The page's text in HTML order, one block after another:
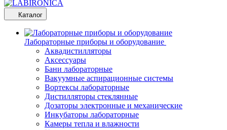
Каталог
Лабораторные приборы и оборудование
Аквадистилляторы
Аксессуары
Бани лабораторные
Вакуумные аспирационные системы
Вортексы лабораторные
Дистилляторы стеклянные
Дозаторы электронные и механические
Инкубаторы лабораторные
Камеры тепла и влажности